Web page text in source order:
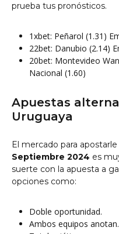
prueba tus pronósticos.
1xbet: Peñarol (1.31)
22bet: Danubio (2.14)
20bet: Montevideo
Nacional (1.60)
Apuestas
Uruguaya
El mercado para apostarle
Septiembre 2024 es
suerte con la apuesta a
opciones como:
Doble oportunidad.
Ambos equipos anotan.